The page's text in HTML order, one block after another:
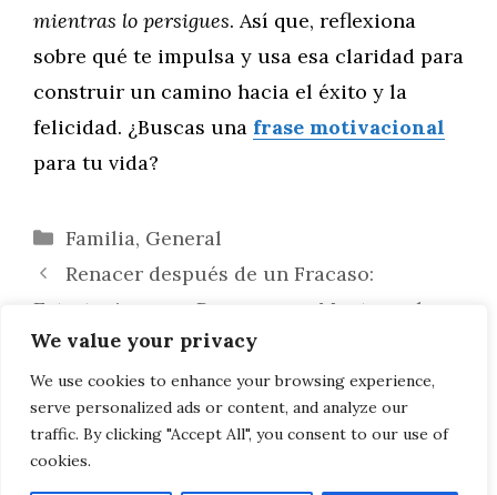
We value your privacy
We use cookies to enhance your browsing experience,
serve personalized ads or content, and analyze our
traffic. By clicking "Accept All", you consent to our use of
cookies.
mientras lo persigues. Así que, reflexiona
sobre qué te impulsa y usa esa claridad para
construir un camino hacia el éxito y la
felicidad. ¿Buscas una frase motivacional
para tu vida?
Categorías
Familia, General
Renacer después de un Fracaso:
Estrategias para Recuperar y Mantener la
Motivación
Reinventarte y Renovar tu Motivación:
Claves para un Nuevo Comienzo